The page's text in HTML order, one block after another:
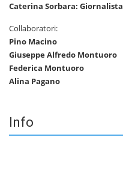
Caterina Sorbara: Giornalista
Collaboratori:
Pino Macino
Giuseppe Alfredo Montuoro
Federica Montuoro
Alina Pagano
Info